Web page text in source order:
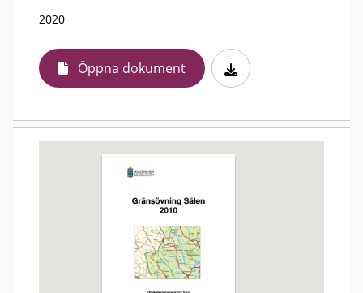
2020
Öppna dokument